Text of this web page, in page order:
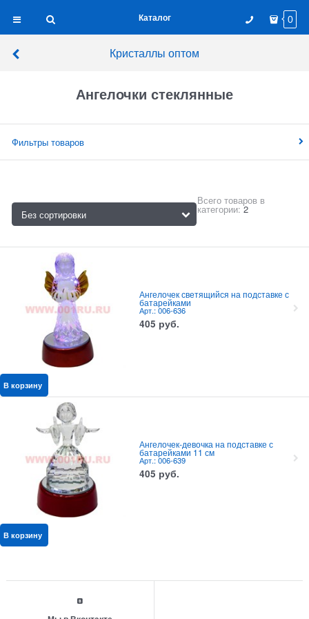
Каталог 0
Кристаллы оптом
Ангелочки стеклянные
Фильтры товаров
Всего товаров в
категории: 2
Ангелочек светящийся на подставке с
батарейками
Арт.: 006-636
405 руб.
В корзину
Ангелочек-девочка на подставке с
батарейками 11 см
Арт.: 006-639
405 руб.
В корзину